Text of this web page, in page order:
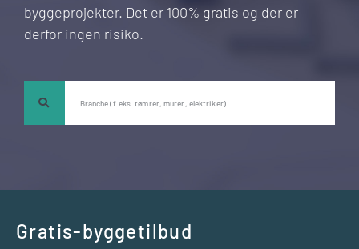
byggeprojekter. Det er 100% gratis og der er
derfor ingen risiko.
Gratis-byggetilbud